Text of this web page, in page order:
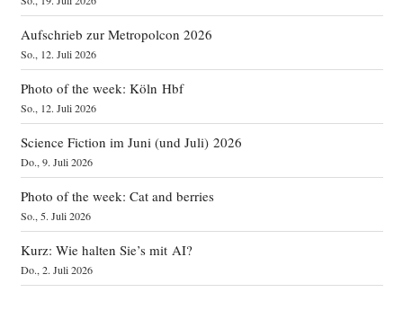
Aufschrieb zur Metropolcon 2026
So., 12. Juli 2026
Photo of the week: Köln Hbf
So., 12. Juli 2026
Science Fiction im Juni (und Juli) 2026
Do., 9. Juli 2026
Photo of the week: Cat and berries
So., 5. Juli 2026
Kurz: Wie halten Sie’s mit AI?
Do., 2. Juli 2026